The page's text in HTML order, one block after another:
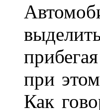
при
Как